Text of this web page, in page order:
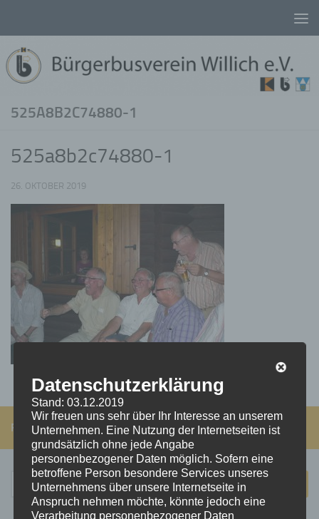
525A8B2C74880-1
525a8b2c74880-1
26. OKTOBER 2019
FOLGEN:
Suchen
Datenschutzerklärung
Stand: 03.12.2019
Wir freuen uns sehr über Ihr Interesse an unserem
Unternehmen. Eine Nutzung der Internetseiten ist
grundsätzlich ohne jede Angabe
personenbezogener Daten möglich. Sofern eine
betroffene Person besondere Services unseres
Unternehmens über unsere Internetseite in
Anspruch nehmen möchte, könnte jedoch eine
Verarbeitung personenbezogener Daten